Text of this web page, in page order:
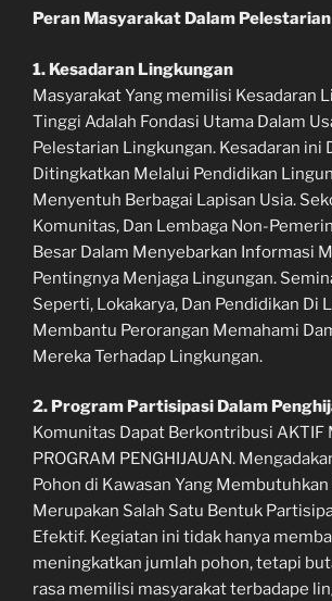
Peran Masyarakat Dalam
1. Kesadaran Lingkungan
Masyarakat Yang memilisi Kesadaran
Tinggi Adalah Fondasi Utama Dalam
Pelestarian Lingkungan. Kesadaran ini
Ditingkatkan Melalui Pendidikan
Menyentuh Berbagai Lapisan Usia.
Komunitas, Dan Lembaga Non-
Besar Dalam Menyebarkan Informasi
Pentingnya Menjaga Lingungan.
Seperti, Lokakarya, Dan Pendidikan Di
Membantu Perorangan Memahami
Mereka Terhadap Lingkungan.
2. Program Partisipasi Dalam
Komunitas Dapat Berkontribusi AKTIF
PROGRAM PENGHIJAUAN.
Pohon di Kawasan Yang
Merupakan Salah Satu Bentuk
Efektif. Kegiatan ini tidak hanya
meningkatkan jumlah pohon, tetapi
rasa memilisi masyarakat terbadape